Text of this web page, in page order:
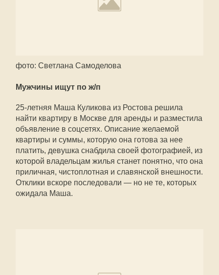
фото: Светлана Самоделова
Мужчины ищут по ж/п
25-летняя Маша Куликова из Ростова решила
найти квартиру в Москве для аренды и разместила
объявление в соцсетях. Описание желаемой
квартиры и суммы, которую она готова за нее
платить, девушка снабдила своей фотографией, из
которой владельцам жилья станет понятно, что она
приличная, чистоплотная и славянской внешности.
Отклики вскоре последовали — но не те, которых
ожидала Маша.